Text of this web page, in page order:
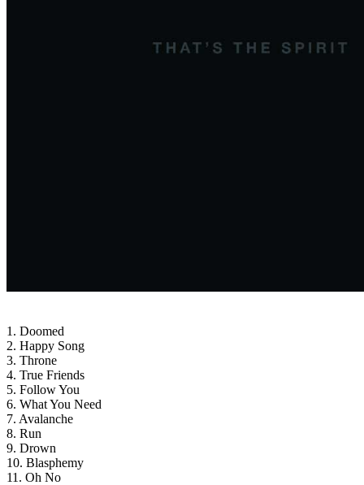
1. Doomed
2. Happy Song
3. Throne
4. True Friends
5. Follow You
6. What You Need
7. Avalanche
8. Run
9. Drown
10. Blasphemy
11. Oh No